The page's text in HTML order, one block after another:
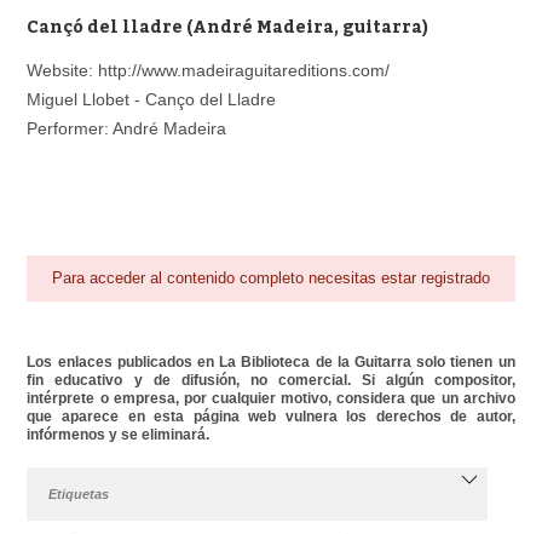
Área personal
Cançó del lladre (André Madeira, guitarra)
Website: http://www.madeiraguitareditions.com/
Miguel Llobet - Canço del Lladre
Performer: André Madeira
Para acceder al contenido completo necesitas estar registrado
Los enlaces publicados en La Biblioteca de la Guitarra solo tienen un
fin educativo y de difusión, no comercial. Si algún compositor,
intérprete o empresa, por cualquier motivo, considera que un archivo
que aparece en esta página web vulnera los derechos de autor,
infórmenos y se eliminará.
Etiquetas